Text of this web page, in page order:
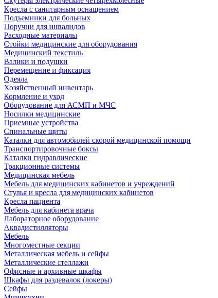
Кресла с санитарным оснащением
Подъемники для больных
Поручни для инвалидов
Расходные материалы
Стойки медицинские для оборудования
Медицинский текстиль
Валики и подушки
Перемещение и фиксация
Одеяла
Хозяйственный инвентарь
Кормление и уход
Оборудование для АСМП и МЧС
Носилки медицинские
Приемные устройства
Спинальные щиты
Каталки для автомобилей скорой медицинской помощи
Транспортировочные боксы
Каталки гидравлические
Тракционные системы
Медицинская мебель
Мебель для медицинских кабинетов и учреждений
Стулья и кресла для медицинских кабинетов
Кресла пациента
Мебель для кабинета врача
Лабораторное оборудование
Аквадистилляторы
Мебель
Многоместные секции
Металлическая мебель и сейфы
Металлические стеллажи
Офисные и архивные шкафы
Шкафы для раздевалок (локеры)
Сейфы